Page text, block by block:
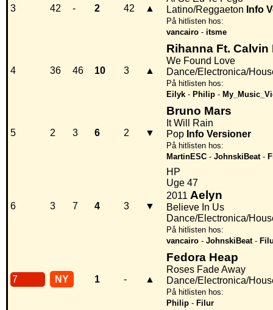
3 42 - 2 42 ▲
Latino/Reggaeton Info
På hitlisten hos:
vancairo - itsme
4 36 46 10 3 ▲
Rihanna Ft. Calvin
We Found Love
Dance/Electronica/
På hitlisten hos:
Eilyk - Philip -
5 2 3 6 2 ▼
Bruno Mars
It Will Rain
Pop Info Versioner
På hitlisten hos:
MartinESC - JohnskiBeat-
6 3 7 4 3 ▼
HP
Uge 47
2011 Aelyn
Believe In Us
Dance/Electronica/
På hitlisten hos:
vancairo - JohnskiBeat-
7 NY 1 - ▲
Fedora Heap
Roses Fade Away
Dance/Electronica/
På hitlisten hos:
Philip - Filur